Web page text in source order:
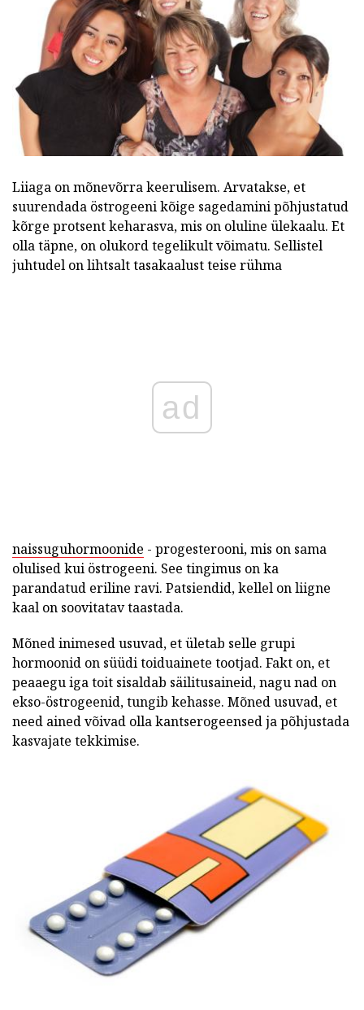
Liiaga on mõnevõrra keerulisem. Arvatakse, et
suurendada östrogeeni kõige sagedamini põhjustatud
kõrge protsent keharasva, mis on oluline ülekaalu. Et
olla täpne, on olukord tegelikult võimatu. Sellistel
juhtudel on lihtsalt tasakaalust teise rühma
ad
naissuguhormoonide - progesterooni, mis on sama
olulised kui östrogeeni. See tingimus on ka
parandatud eriline ravi. Patsiendid, kellel on liigne
kaal on soovitatav taastada.
Mõned inimesed usuvad, et ületab selle grupi
hormoonid on süüdi toiduainete tootjad. Fakt on, et
peaaegu iga toit sisaldab säilitusaineid, nagu nad on
ekso-östrogeenid, tungib kehasse. Mõned usuvad, et
need ained võivad olla kantserogeensed ja põhjustada
kasvajate tekkimise.